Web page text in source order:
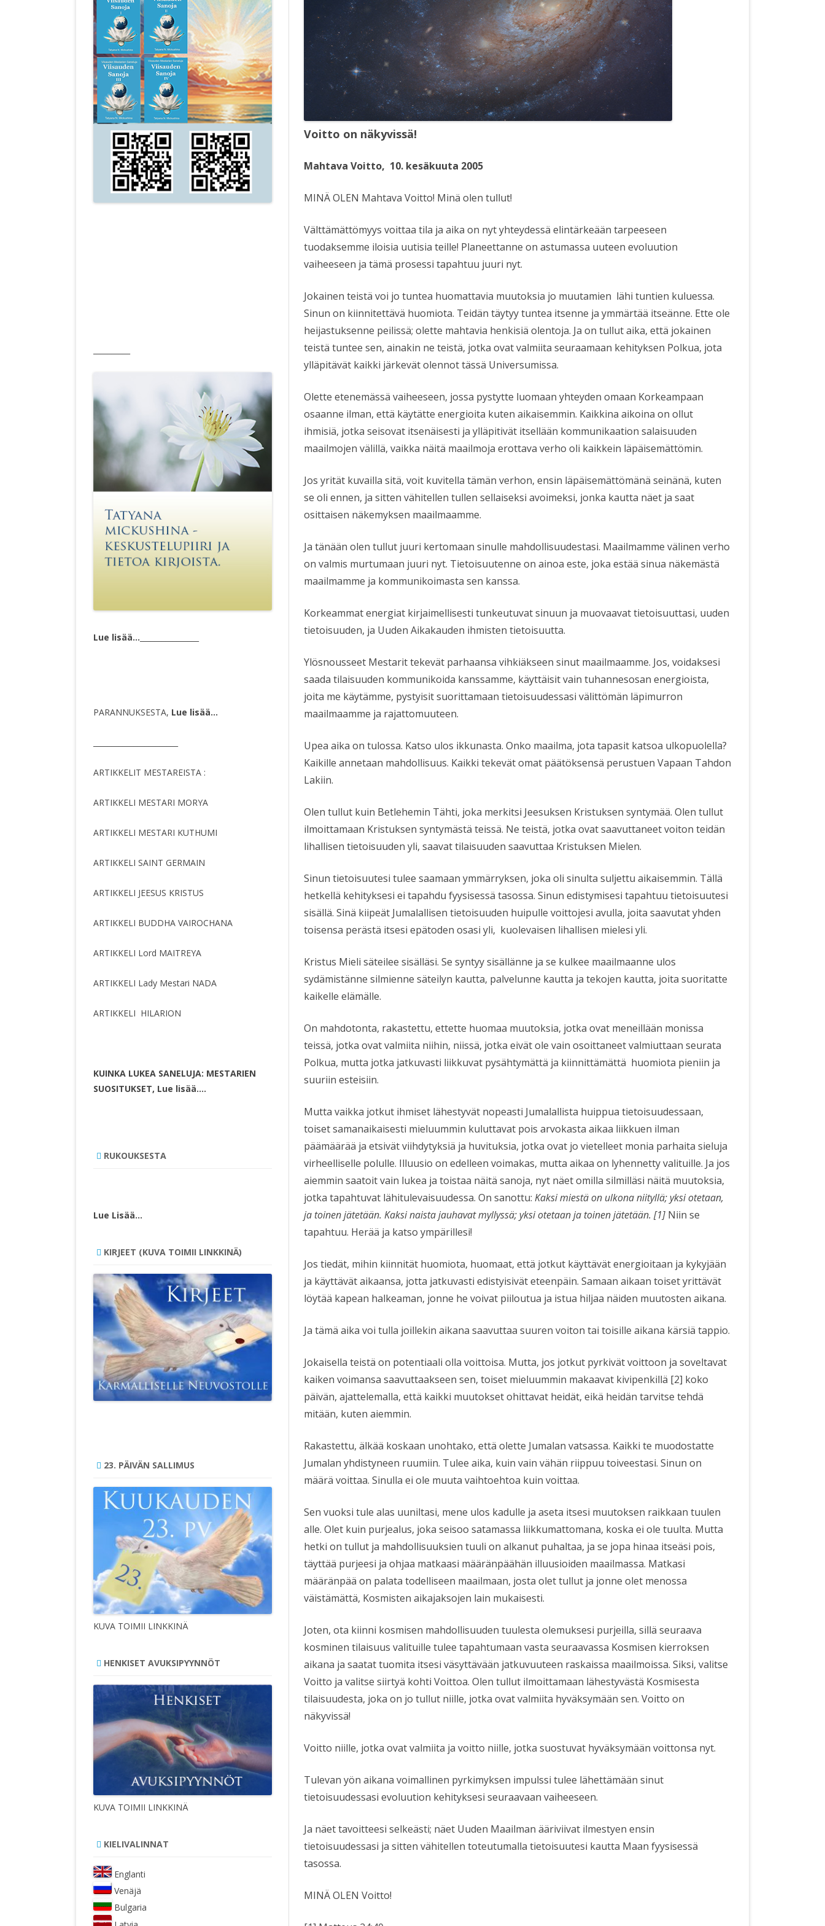
KIRJAT
Voitto on näkyvissä!
Mahtava Voitto, 10. kesäkuuta 2005
MINÄ OLEN Mahtava Voitto! Minä olen tullut!
Välttämättömyys voittaa tila ja aika on nyt yhteydessä elintärkeään tarpeeseen
tuodaksemme iloisia uutisia teille! Planeettanne on astumassa uuteen evoluution
vaiheeseen ja tämä prosessi tapahtuu juuri nyt.
Jokainen teistä voi jo tuntea huomattavia muutoksia jo muutamien lähi tuntien kuluessa.
Sinun on kiinnitettävä huomiota. Teidän täytyy tuntea itsenne ja ymmärtää itseänne. Ette ole
heijastuksenne peilissä; olette mahtavia henkisiä olentoja. Ja on tullut aika, että jokainen
teistä tuntee sen, ainakin ne teistä, jotka ovat valmiita seuraamaan kehityksen Polkua, jota
ylläpitävät kaikki järkevät olennot tässä Universumissa.
Olette etenemässä vaiheeseen, jossa pystytte luomaan yhteyden omaan Korkeampaan
osaanne ilman, että käytätte energioita kuten aikaisemmin. Kaikkina aikoina on ollut
ihmisiä, jotka seisovat itsenäisesti ja ylläpitivät itsellään kommunikaation salaisuuden
maailmojen välillä, vaikka näitä maailmoja erottava verho oli kaikkein läpäisemättömin.
Jos yrität kuvailla sitä, voit kuvitella tämän verhon, ensin läpäisemättömänä seinänä, kuten
se oli ennen, ja sitten vähitellen tullen sellaiseksi avoimeksi, jonka kautta näet ja saat
osittaisen näkemyksen maailmaamme.
Ja tänään olen tullut juuri kertomaan sinulle mahdollisuudestasi. Maailmamme välinen verho
on valmis murtumaan juuri nyt. Tietoisuutenne on ainoa este, joka estää sinua näkemästä
maailmamme ja kommunikoimasta sen kanssa.
Korkeammat energiat kirjaimellisesti tunkeutuvat sinuun ja muovaavat tietoisuuttasi, uuden
tietoisuuden, ja Uuden Aikakauden ihmisten tietoisuutta.
Ylösnousseet Mestarit tekevät parhaansa vihkiäkseen sinut maailmaamme. Jos, voidaksesi
saada tilaisuuden kommunikoida kanssamme, käyttäisit vain tuhannesosan energioista,
joita me käytämme, pystyisit suorittamaan tietoisuudessasi välittömän läpimurron
maailmaamme ja rajattomuuteen.
Upea aika on tulossa. Katso ulos ikkunasta. Onko maailma, jota tapasit katsoa ulkopuolella?
Kaikille annetaan mahdollisuus. Kaikki tekevät omat päätöksensä perustuen Vapaan Tahdon
Lakiin.
Olen tullut kuin Betlehemin Tähti, joka merkitsi Jeesuksen Kristuksen syntymää. Olen tullut
ilmoittamaan Kristuksen syntymästä teissä. Ne teistä, jotka ovat saavuttaneet voiton teidän
lihallisen tietoisuuden yli, saavat tilaisuuden saavuttaa Kristuksen Mielen.
Sinun tietoisuutesi tulee saamaan ymmärryksen, joka oli sinulta suljettu aikaisemmin. Tällä
hetkellä kehityksesi ei tapahdu fyysisessä tasossa. Sinun edistymisesi tapahtuu tietoisuutesi
sisällä. Sinä kiipeät Jumalallisen tietoisuuden huipulle voittojesi avulla, joita saavutat yhden
toisensa perästä itsesi epätoden osasi yli, kuolevaisen lihallisen mielesi yli.
Kristus Mieli säteilee sisälläsi. Se syntyy sisällänne ja se kulkee maailmaanne ulos
sydämistänne silmienne säteilyn kautta, palvelunne kautta ja tekojen kautta, joita suoritatte
kaikelle elämälle.
On mahdotonta, rakastettu, ettette huomaa muutoksia, jotka ovat meneillään monissa
teissä, jotka ovat valmiita niihin, niissä, jotka eivät ole vain osoittaneet valmiuttaan seurata
Polkua, mutta jotka jatkuvasti liikkuvat pysähtymättä ja kiinnittämättä huomiota pieniin ja
suuriin esteisiin.
Mutta vaikka jotkut ihmiset lähestyvät nopeasti Jumalallista huippua tietoisuudessaan,
toiset samanaikaisesti mieluummin kuluttavat pois arvokasta aikaa liikkuen ilman
päämäärää ja etsivät viihdytyksiä ja huvituksia, jotka ovat jo vietelleet monia parhaita sieluja
virheelliselle polulle. Illuusio on edelleen voimakas, mutta aikaa on lyhennetty valituille. Ja jos
aiemmin saatoit vain lukea ja toistaa näitä sanoja, nyt näet omilla silmilläsi näitä muutoksia,
jotka tapahtuvat lähitulevaisuudessa. On sanottu: Kaksi miestä on ulkona niityllä; yksi otetaan,
ja toinen jätetään. Kaksi naista jauhavat myllyssä; yksi otetaan ja toinen jätetään. [1] Niin se
tapahtuu. Herää ja katso ympärillesi!
Jos tiedät, mihin kiinnität huomiota, huomaat, että jotkut käyttävät energioitaan ja kykyjään
ja käyttävät aikaansa, jotta jatkuvasti edistyisivät eteenpäin. Samaan aikaan toiset yrittävät
löytää kapean halkeaman, jonne he voivat piiloutua ja istua hiljaa näiden muutosten aikana.
Ja tämä aika voi tulla joillekin aikana saavuttaa suuren voiton tai toisille aikana kärsiä tappio.
Jokaisella teistä on potentiaali olla voittoisa. Mutta, jos jotkut pyrkivät voittoon ja soveltavat
kaiken voimansa saavuttaakseen sen, toiset mieluummin makaavat kivipenkillä [2] koko
päivän, ajattelemalla, että kaikki muutokset ohittavat heidät, eikä heidän tarvitse tehdä
mitään, kuten aiemmin.
Rakastettu, älkää koskaan unohtako, että olette Jumalan vatsassa. Kaikki te muodostatte
Jumalan yhdistyneen ruumiin. Tulee aika, kuin vain vähän riippuu toiveestasi. Sinun on
määrä voittaa. Sinulla ei ole muuta vaihtoehtoa kuin voittaa.
Sen vuoksi tule alas uuniltasi, mene ulos kadulle ja aseta itsesi muutoksen raikkaan tuulen
alle. Olet kuin purjealus, joka seisoo satamassa liikkumattomana, koska ei ole tuulta. Mutta
hetki on tullut ja mahdollisuuksien tuuli on alkanut puhaltaa, ja se jopa hinaa itseäsi pois,
täyttää purjeesi ja ohjaa matkaasi määränpäähän illuusioiden maailmassa. Matkasi
määränpää on palata todelliseen maailmaan, josta olet tullut ja jonne olet menossa
väistämättä, Kosmisten aikajaksojen lain mukaisesti.
Joten, ota kiinni kosmisen mahdollisuuden tuulesta olemuksesi purjeilla, sillä seuraava
kosminen tilaisuus valituille tulee tapahtumaan vasta seuraavassa Kosmisen kierroksen
aikana ja saatat tuomita itsesi väsyttävään jatkuvuuteen raskaissa maailmoissa. Siksi, valitse
Voitto ja valitse siirtyä kohti Voittoa. Olen tullut ilmoittamaan lähestyvästä Kosmisesta
tilaisuudesta, joka on jo tullut niille, jotka ovat valmiita hyväksymään sen. Voitto on
näkyvissä!
Voitto niille, jotka ovat valmiita ja voitto niille, jotka suostuvat hyväksymään voittonsa nyt.
Tulevan yön aikana voimallinen pyrkimyksen impulssi tulee lähettämään sinut
tietoisuudessasi evoluution kehityksesi seuraavaan vaiheeseen.
Ja näet tavoitteesi selkeästi; näet Uuden Maailman ääriviivat ilmestyen ensin
tietoisuudessasi ja sitten vähitellen toteutumalla tietoisuutesi kautta Maan fyysisessä
tasossa.
MINÄ OLEN Voitto!
Lue lisää…
PARANNUKSESTA, Lue lisää…
ARTIKKELIT MESTAREISTA :
ARTIKKELI MESTARI MORYA
ARTIKKELI MESTARI KUTHUMI
ARTIKKELI SAINT GERMAIN
ARTIKKELI JEESUS KRISTUS
ARTIKKELI BUDDHA VAIROCHANA
ARTIKKELI Lord MAITREYA
ARTIKKELI Lady Mestari NADA
ARTIKKELI HILARION
KUINKA LUKEA SANELUJA: MESTARIEN
SUOSITUKSET, Lue lisää….
RUKOUKSESTA
Lue Lisää…
KIRJEET (KUVA TOIMII LINKKINÄ)
23. PÄIVÄN SALLIMUS
KUVA TOIMII LINKKINÄ
HENKISET AVUKSIPYYNNÖT
KUVA TOIMII LINKKINÄ
KIELIVALINNAT
Englanti
Venäjä
Bulgaria